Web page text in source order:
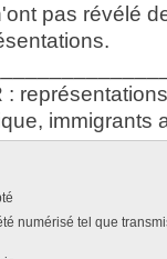
pas révélé
:
immigrants
numérisé tel que